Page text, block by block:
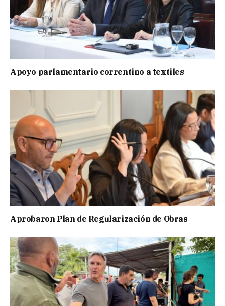
Apoyo parlamentario correntino a textiles
Aprobaron Plan de Regularización de Obras